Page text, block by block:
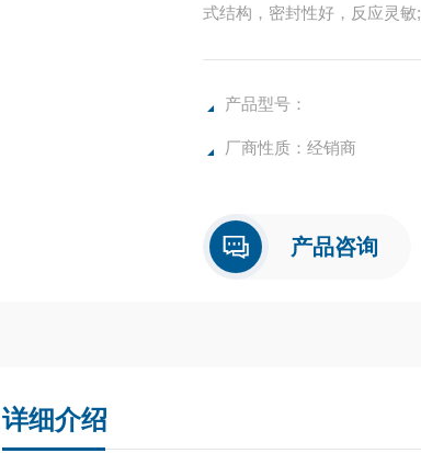
式结构，密封性好，反应灵敏;
产品型号：
厂商性质：经销商
产品咨询
详细介绍